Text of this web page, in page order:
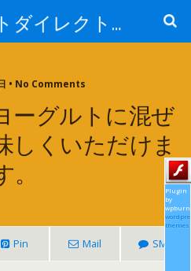
サプリメントダイレクトブログ
• No Comments
ーグルトに混ぜ
しくいただけま
。
Pin Mail SMS
Plugin
by
themes